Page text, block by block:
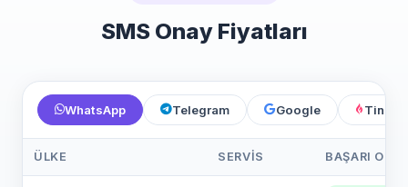
SMS Onay Fiyatları
WhatsApp Telegram Google Tinder
ÜLKE SERVIS BAŞARI